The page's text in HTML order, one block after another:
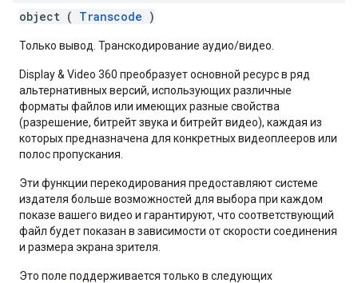
object ( Transcode )
Только вывод. Транскодирование аудио/видео.
Display & Video 360 преобразует основной ресурс в ряд
альтернативных версий, использующих различные
форматы файлов или имеющих разные свойства
(разрешение, битрейт звука и битрейт видео), каждая из
которых предназначена для конкретных видеоплееров или
полос пропускания.
Эти функции перекодирования предоставляют системе
издателя больше возможностей для выбора при каждом
показе вашего видео и гарантируют, что соответствующий
файл будет показан в зависимости от скорости соединения
и размера экрана зрителя.
Это поле поддерживается только в следующих